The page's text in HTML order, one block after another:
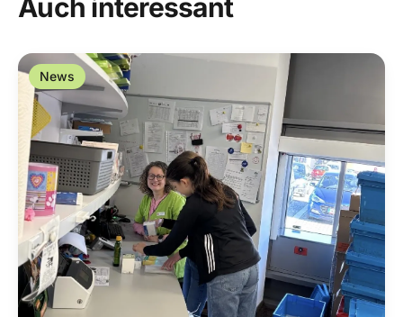
Auch interessant
News